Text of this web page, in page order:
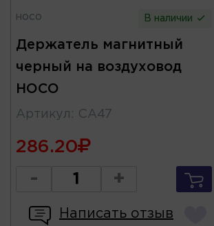
HOCO В наличии
Держатель магнитный
черный на воздуховод
HOCO
Артикул : CA47
286.20
- +
Написать отзыв